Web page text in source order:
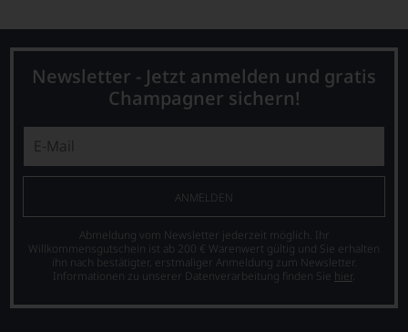
Newsletter - Jetzt anmelden und gratis
Champagner sichern!
ANMELDEN
Abmeldung vom Newsletter jederzeit möglich. Ihr
Willkommensgutschein ist ab 200 € Warenwert gültig und Sie erhalten
ihn nach bestätigter, erstmaliger Anmeldung zum Newsletter.
Informationen zu unserer Datenverarbeitung finden Sie hier.